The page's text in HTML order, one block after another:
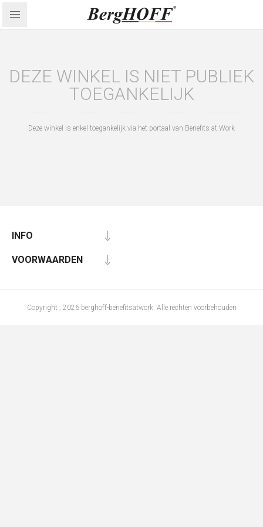
DEZE WINKEL IS NIET PUBLIEK
TOEGANKELIJK
Deze winkel is enkel toegankelijk via het portaal van Benefits at Work
INFO
VOORWAARDEN
Copyright ; 2026 berghoff-benefitsatwork. Alle rechten voorbehouden